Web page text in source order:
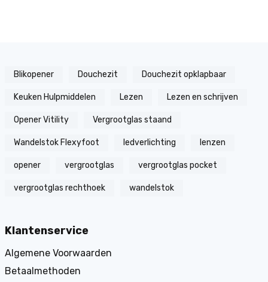
Blikopener Douchezit Douchezit opklapbaar
Keuken Hulpmiddelen Lezen Lezen en schrijven
Opener Vitility Vergrootglas staand
Wandelstok Flexyfoot ledverlichting lenzen
opener vergrootglas vergrootglas pocket
vergrootglas rechthoek wandelstok
Klantenservice
Algemene Voorwaarden
Betaalmethoden